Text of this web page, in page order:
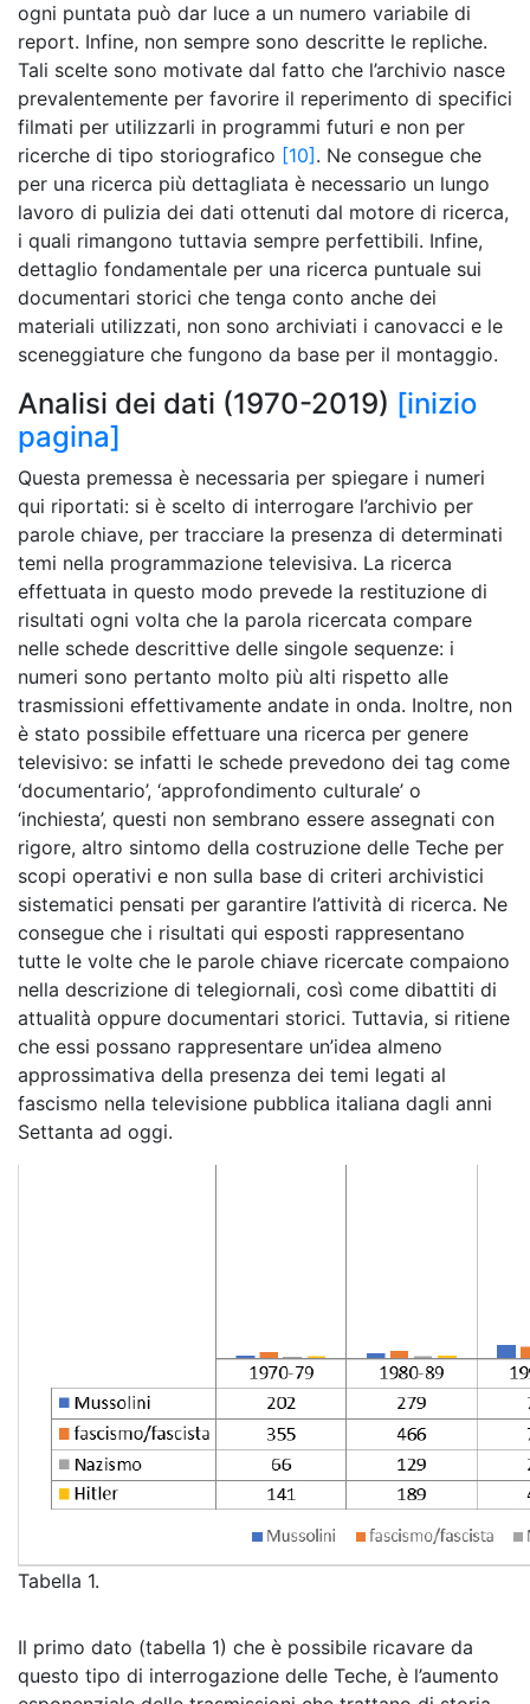
ogni puntata può dar luce a un numero variabile di
report. Infine, non sempre sono descritte le repliche.
Tali scelte sono motivate dal fatto che l’archivio nasce
prevalentemente per favorire il reperimento di specifici
filmati per utilizzarli in programmi futuri e non per
ricerche di tipo storiografico [10] . Ne consegue che
per una ricerca più dettagliata è necessario un lungo
lavoro di pulizia dei dati ottenuti dal motore di ricerca,
i quali rimangono tuttavia sempre perfettibili. Infine,
dettaglio fondamentale per una ricerca puntuale sui
documentari storici che tenga conto anche dei
materiali utilizzati, non sono archiviati i canovacci e le
sceneggiature che fungono da base per il montaggio.
Analisi dei dati (1970-2019) [inizio
pagina]
Questa premessa è necessaria per spiegare i numeri
qui riportati: si è scelto di interrogare l’archivio per
parole chiave, per tracciare la presenza di determinati
temi nella programmazione televisiva. La ricerca
effettuata in questo modo prevede la restituzione di
risultati ogni volta che la parola ricercata compare
nelle schede descrittive delle singole sequenze: i
numeri sono pertanto molto più alti rispetto alle
trasmissioni effettivamente andate in onda. Inoltre, non
è stato possibile effettuare una ricerca per genere
televisivo: se infatti le schede prevedono dei tag come
‘documentario’, ‘approfondimento culturale’ o
‘inchiesta’, questi non sembrano essere assegnati con
rigore, altro sintomo della costruzione delle Teche per
scopi operativi e non sulla base di criteri archivistici
sistematici pensati per garantire l’attività di ricerca. Ne
consegue che i risultati qui esposti rappresentano
tutte le volte che le parole chiave ricercate compaiono
nella descrizione di telegiornali, così come dibattiti di
attualità oppure documentari storici. Tuttavia, si ritiene
che essi possano rappresentare un’idea almeno
approssimativa della presenza dei temi legati al
fascismo nella televisione pubblica italiana dagli anni
Settanta ad oggi.
Tabella 1.
Il primo dato (tabella 1) che è possibile ricavare da
questo tipo di interrogazione delle Teche, è l’aumento